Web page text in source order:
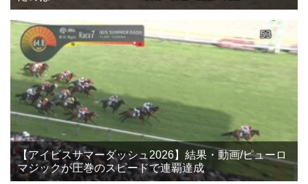
【アイビスサマーダッシュ2026】結果・動画/ピューロ
マジックが圧巻のスピードで連覇達成